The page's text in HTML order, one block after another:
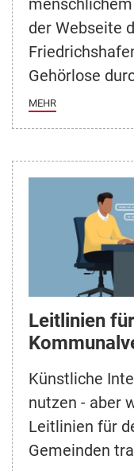
der Webseite
Gehörlose
MEHR
Leitlinien
Künstliche
nutzen - aber
Leitlinien für
Gemeinden